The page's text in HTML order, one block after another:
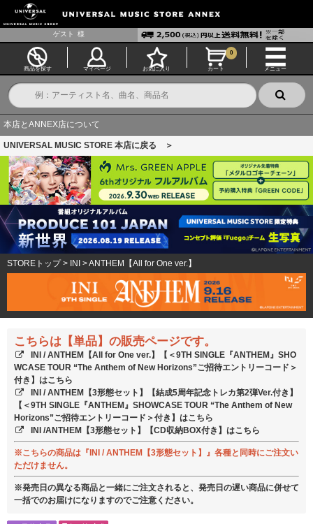
ゲスト 様
商品を探す マイページ お気に入り カート
0
メニュー
本店とANNEX店について
UNIVERSAL MUSIC STORE 本店に戻る ＞
STOREトップ> INI >ANTHEM【All for One ver.】
こちらは【単品】の販売ページです。
INI / ANTHEM【All for One ver.】【＜9TH SINGLE『ANTHEM』SHO
WCASE TOUR “The Anthem of New Horizons”ご招待エントリーコード＞
付き】はこちら
INI / ANTHEM【3形態セット】【結成5周年記念トレカ第2弾Ver.付き】
【＜9TH SINGLE『ANTHEM』SHOWCASE TOUR “The Anthem of New
Horizons”ご招待エントリーコード＞付き】はこちら
INI /ANTHEM【3形態セット】【CD収納BOX付き】はこちら
※こちらの商品は『INI / ANTHEM【3形態セット】』各種と同時にご注文い
ただけません。
※発売日の異なる商品と一緒にご注文されると、発売日の遅い商品に併せて
一括でのお届けになりますのでご注意ください。